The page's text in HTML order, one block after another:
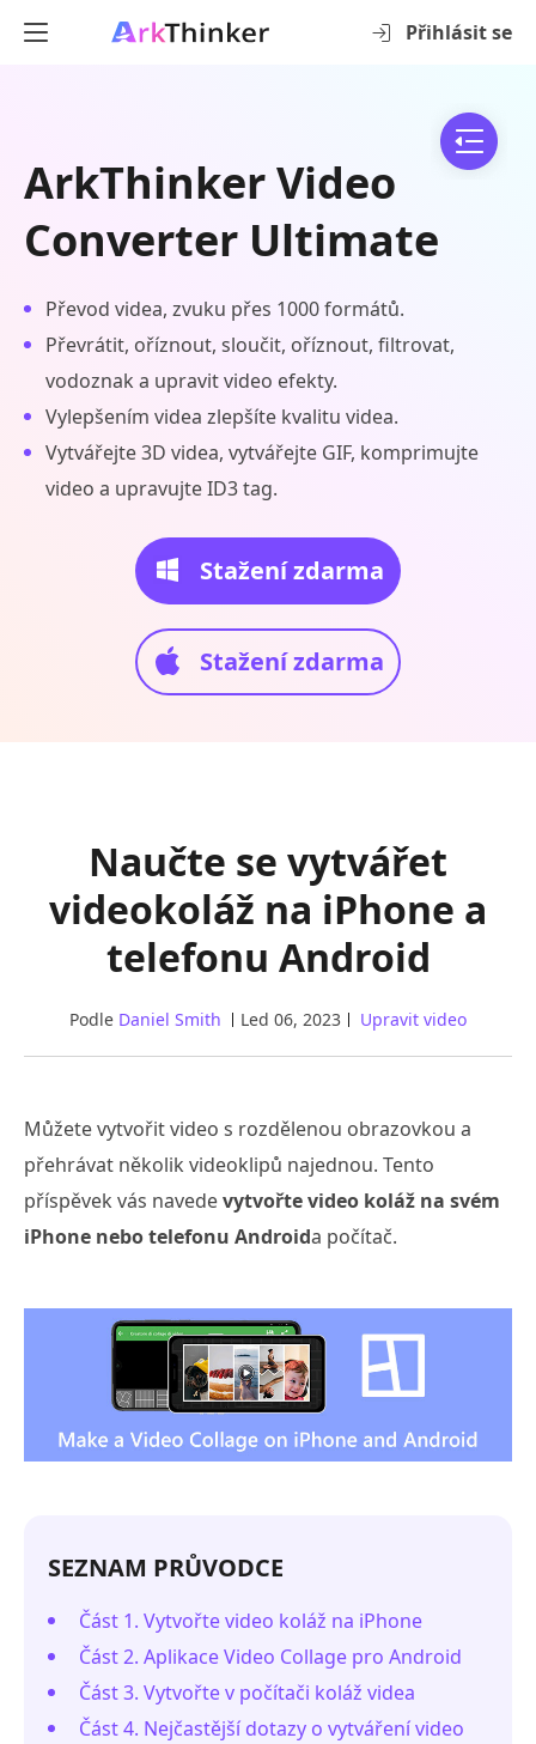
Přihlásit se
ArkThinker Video
Converter Ultimate
Převod videa, zvuku přes 1000 formátů.
Převrátit, oříznout, sloučit, oříznout, filtrovat,
vodoznak a upravit video efekty.
Vylepšením videa zlepšíte kvalitu videa.
Vytvářejte 3D videa, vytvářejte GIF, komprimujte
video a upravujte ID3 tag.
Stažení zdarma
Stažení zdarma
Naučte se vytvářet
videokoláž na iPhone a
telefonu Android
Podle Daniel Smith Led 06, 2023 Upravit video
Můžete vytvořit video s rozdělenou obrazovkou a
přehrávat několik videoklipů najednou. Tento
příspěvek vás navedevytvořte video koláž na svém
iPhone nebo telefonu Androida počítač.
SEZNAM PRŮVODCE
Část 1. Vytvořte video koláž na iPhone
Část 2. Aplikace Video Collage pro Android
Část 3. Vytvořte v počítači koláž videa
Část 4. Nejčastější dotazy o vytváření video